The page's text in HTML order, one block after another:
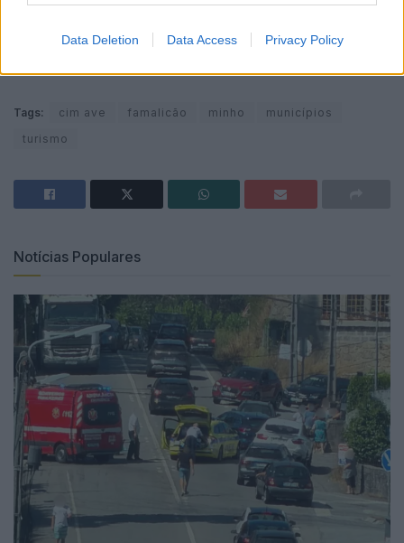
Data Deletion Data Access Privacy Policy
Comunicação e Internacionalização.
Tags: cim ave famalicão minho
municípios
turismo
Notícias Populares